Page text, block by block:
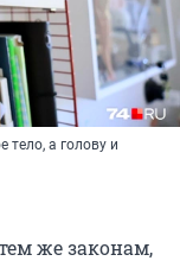
тело, а голову и
же законам,